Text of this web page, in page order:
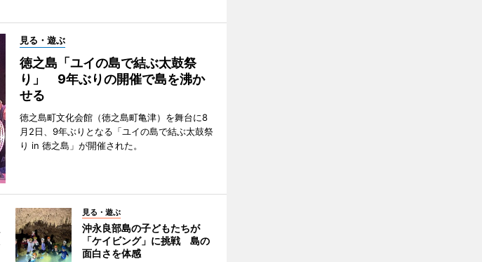
見る・遊ぶ
徳之島「ユイの島で結ぶ太鼓祭
り」 9年ぶりの開催で島を沸か
せる
徳之島町文化会館（徳之島町亀津）を舞台に8
月2日、9年ぶりとなる「ユイの島で結ぶ太鼓祭
り in 徳之島」が開催された。
見る・遊ぶ
沖永良部島の子どもたちが
「ケイビング」に挑戦 島の
面白さを体感